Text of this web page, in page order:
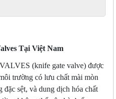
Tại Việt Nam
(knife gate valve) được
trường có lưu chất mài mòn
đặc sệt, và dung dịch hóa chất